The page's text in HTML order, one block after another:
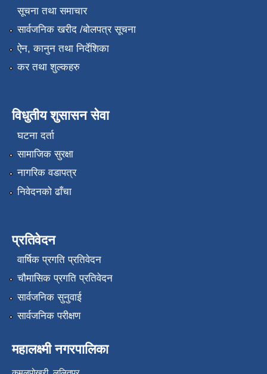
सूचना तथा समाचार
सार्वजनिक खरीद /बोलपत्र सूचना
ऐन, कानुन तथा निर्देशिका
कर तथा शुल्कहरु
विधुतीय शुसासन सेवा
घटना दर्ता
सामाजिक सुरक्षा
नागरिक वडापत्र
निवेदनको ढाँचा
प्रतिवेदन
वार्षिक प्रगति प्रतिवेदन
चौमासिक प्रगति प्रतिवेदन
सार्वजनिक सुनुवाई
सार्वजनिक परीक्षण
महालक्ष्मी नगरपालिका